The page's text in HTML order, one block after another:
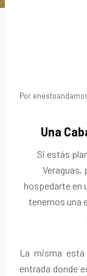
Por
Una
Si estás
Veraguas,
hospedarte en
tenemos una
La misma
entrada donde